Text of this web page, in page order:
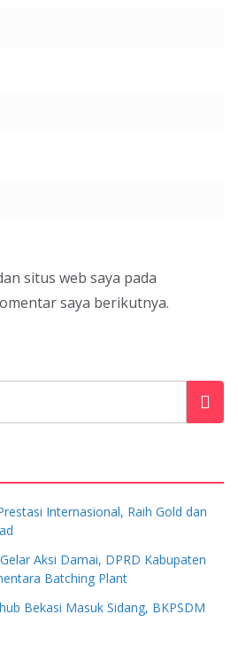
situs web saya pada
saya berikutnya.
Internasional, Raih Gold dan
Aksi Damai, DPRD Kabupaten
Batching Plant
Bekasi Masuk Sidang, BKPSDM